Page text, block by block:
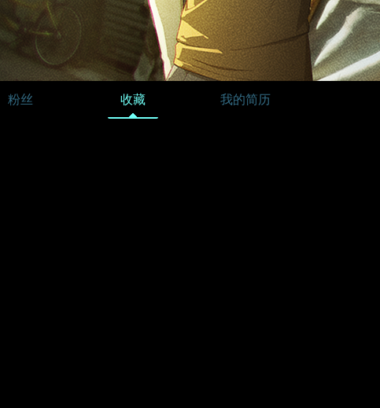
粉丝 收藏 我的简历